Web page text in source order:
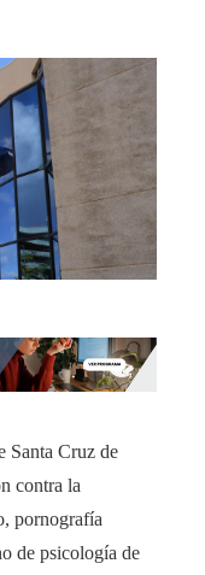
Santa Cruz de
contra la
pornografía
de psicología de